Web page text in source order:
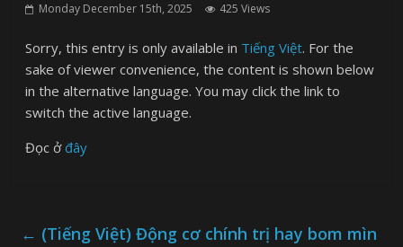
Monday December 15th, 2025 425 Views
Sorry, this entry is only available in Tiếng Việt. For the
sake of viewer convenience, the content is shown below
in the alternative language. You may click the link to
switch the active language.
Đọc ởđây
← (Tiếng Việt) Động cơ chính trị hay bom mìn